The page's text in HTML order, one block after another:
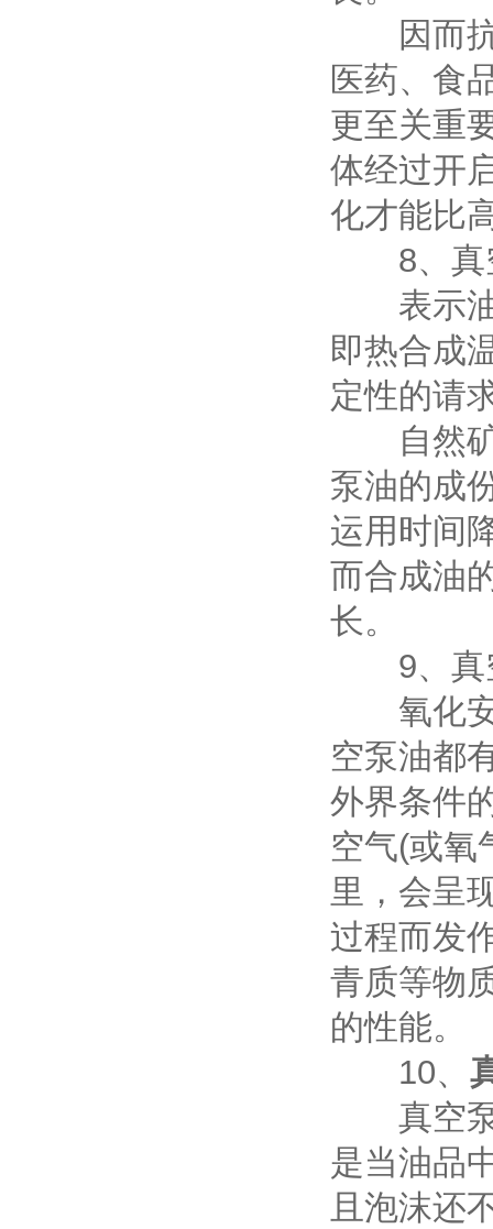
因而抗
医药、食
更至关重
体经过开
化才能比
8、真
表示油
即热合成
定性的请
自然矿
泵油的成
运用时间
而合成油
长。
9、真
氧化安
空泵油都
外界条件
空气(或氧
里，会呈
过程而发
青质等物
的性能。
10、
真空泵
是当油品
且泡沫还